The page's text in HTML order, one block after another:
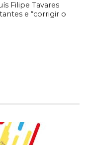
Filipe Tavares
e “corrigir o